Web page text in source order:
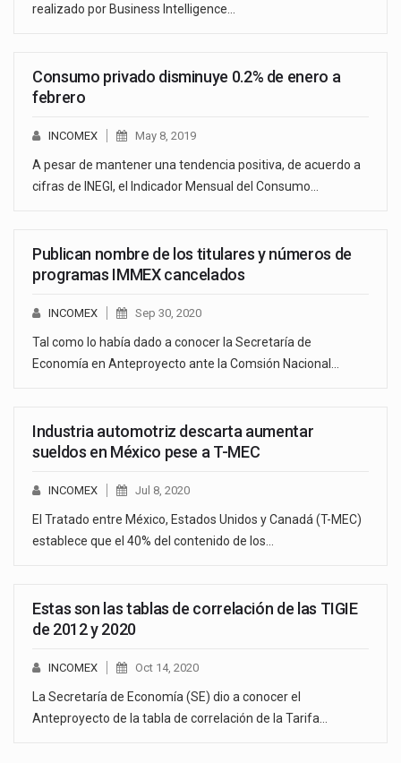
realizado por Business Intelligence…
Consumo privado disminuye 0.2% de enero a
febrero
INCOMEX May 8, 2019
A pesar de mantener una tendencia positiva, de acuerdo a
cifras de INEGI, el Indicador Mensual del Consumo…
Publican nombre de los titulares y números de
programas IMMEX cancelados
INCOMEX Sep 30, 2020
Tal como lo había dado a conocer la Secretaría de
Economía en Anteproyecto ante la Comsión Nacional…
Industria automotriz descarta aumentar
sueldos en México pese a T-MEC
INCOMEX Jul 8, 2020
El Tratado entre México, Estados Unidos y Canadá (T-MEC)
establece que el 40% del contenido de los…
Estas son las tablas de correlación de las TIGIE
de 2012 y 2020
INCOMEX Oct 14, 2020
La Secretaría de Economía (SE) dio a conocer el
Anteproyecto de la tabla de correlación de la Tarifa…